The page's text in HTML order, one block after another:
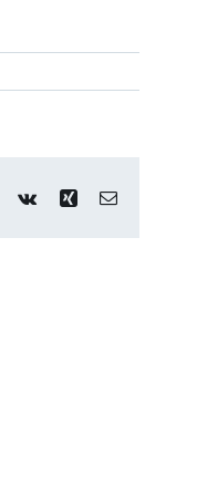
Pinterest
Vk Xing E-